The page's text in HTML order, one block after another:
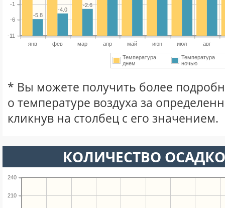
янв фев мар апр май июн июл авг
-11
-6
-1
-2.6
-4.0
-5.8
Температура
днем
Температура
ночью
* Вы можете получить более
о температуре воздуха за
кликнув на столбец с его значением.
КОЛИЧЕСТВО
210
240